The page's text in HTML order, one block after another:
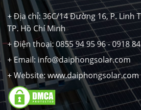
+ Địa chỉ: 36C/14 Đường 16, P. Linh
TP. Hồ Chí Minh
+ Điện thoại: 0855 94 95 96 - 0918
+ Email: info@daiphongsolar.com
+ Website: www.daiphongsolar.com